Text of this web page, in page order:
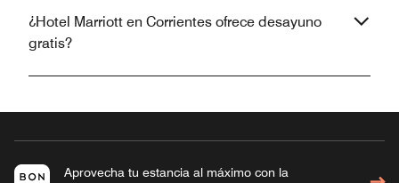
¿Hotel Marriott en Corrientes ofrece desayuno
gratis?
Aprovecha tu estancia al máximo con la